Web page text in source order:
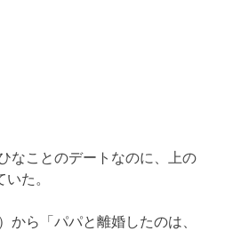
なことのデートなのに、上の
た。
から「パパと離婚したのは、